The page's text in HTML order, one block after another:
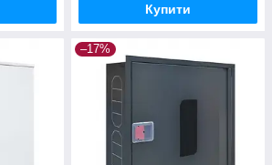
Купити
–17%